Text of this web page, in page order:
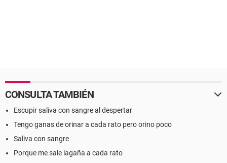
CONSULTA TAMBIÉN
Escupir saliva con sangre al despertar
Tengo ganas de orinar a cada rato pero orino poco
Saliva con sangre
Porque me sale lagaña a cada rato